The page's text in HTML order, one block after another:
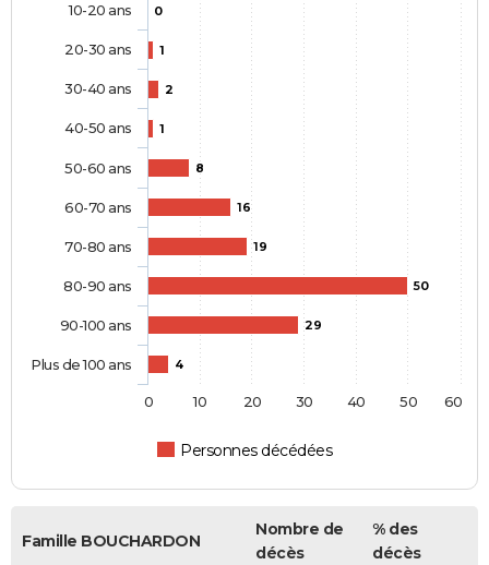
0
1
2
1
8
16
19
50
29
4
Personnes décédées
10-20 ans
20-30 ans
30-40 ans
40-50 ans
50-60 ans
60-70 ans
70-80 ans
80-90 ans
90-100 ans
Plus de 100 ans
0 10 20 30 40 50 60
Famille BOUCHARDON
Nombre de
décès
% des
décès